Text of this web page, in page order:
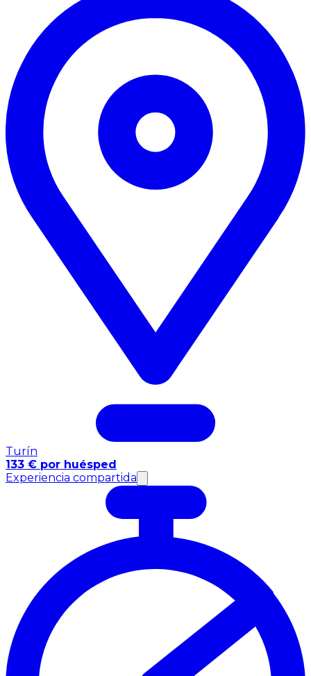
Turín
133 € por huésped
Experiencia compartida